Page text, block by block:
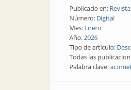
Publicado en:
Número: Digital
Mes: Enero
Año:2026
Tipo de artículo:
Todas las
Palabra clave: